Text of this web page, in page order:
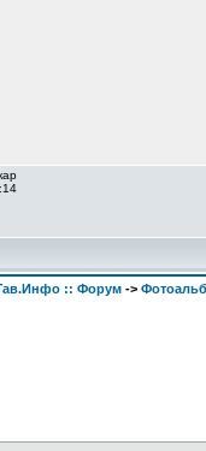
:: Форум ->